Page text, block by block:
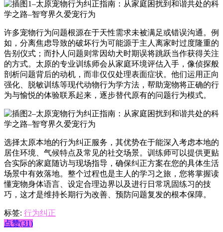
许多宠物行为问题根源在于天性需求未被满足或错误沟通。例
如，分离焦虑导致的破坏行为可能源于主人离家时过度隆重的
告别仪式；而扑人问题则常因幼犬时期误将跳跃当作获得关注
的方式。太原的专业训练师会从家庭环境评估入手，像侦探般
剖析问题背后的动机，而非仅仅处理表面症状。他们运用正向
强化、脱敏训练等现代动物行为学方法，帮助宠物将正确的行
为与愉悦的体验联系起来，逐步替代原有的问题行为模式。
选择太原本地的行为纠正服务，其优势在于能深入考虑本地的
居住环境、气候特点及常见的社交场景。训练师可以提供更贴
合实际的家庭随访与现场指导，确保纠正方案在您的具体生活
场景中有效落地。整个过程也是主人的学习之旅，您将掌握读
懂宠物身体语言、设定合理边界以及进行日常巩固练习的技
巧，这才是维持长期行为改善、预防问题复发的根本保障。
标签: 行为纠正
点赞(31)